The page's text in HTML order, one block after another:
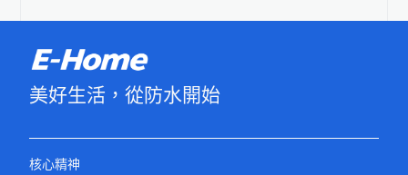
美好生活，從防水開始
核心精神